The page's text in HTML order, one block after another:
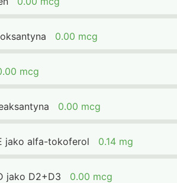
0.00 mcg
mcg
0.00 mcg
jako alfa-tokoferol 0.14 mg
jako D2+D3 0.00 mcg